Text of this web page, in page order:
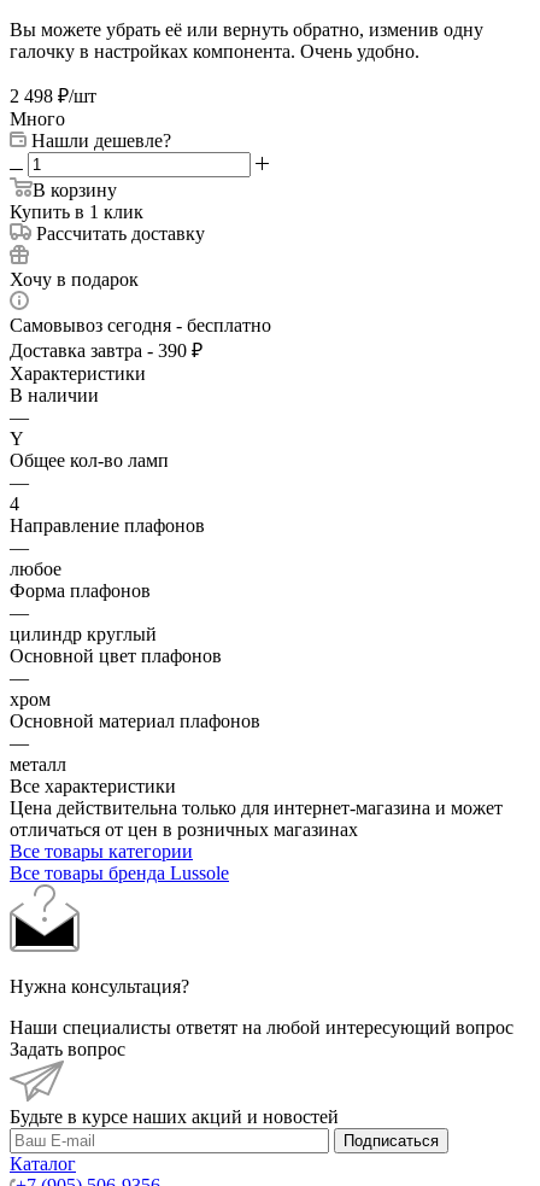
Вы можете убрать её или вернуть обратно, изменив одну
галочку в настройках компонента. Очень удобно.
2 498 ₽/шт
Много
Нашли дешевле?
В корзину
Купить в 1 клик
Рассчитать доставку
Хочу в подарок
Самовывоз сегодня - бесплатно
Доставка завтра - 390 ₽
Характеристики
В наличии
—
Y
Общее кол-во ламп
—
4
Направление плафонов
—
любое
Форма плафонов
—
цилиндр круглый
Основной цвет плафонов
—
хром
Основной материал плафонов
—
металл
Все характеристики
Цена действительна только для интернет-магазина и может
отличаться от цен в розничных магазинах
Все товары категории
Все товары бренда Lussole
Нужна консультация?
Наши специалисты ответят на любой интересующий вопрос
Задать вопрос
Будьте в курсе наших акций и новостей
Подписаться
Каталог